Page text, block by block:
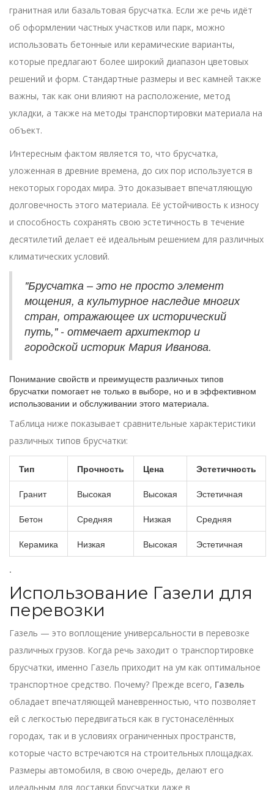
гранитная или базальтовая брусчатка. Если же речь идёт
об оформлении частных участков или парк, можно
использовать бетонные или керамические варианты,
которые предлагают более широкий диапазон цветовых
решений и форм. Стандартные размеры и вес камней также
важны, так как они влияют на расположение, метод
укладки, а также на методы транспортировки материала на
объект.
Интересным фактом является то, что брусчатка,
уложенная в древние времена, до сих пор используется в
некоторых городах мира. Это доказывает впечатляющую
долговечность этого материала. Её устойчивость к износу
и способность сохранять свою эстетичность в течение
десятилетий делает её идеальным решением для различных
климатических условий.
"Брусчатка – это не просто элемент
мощения, а культурное наследие многих
стран, отражающее их исторический
путь," - отмечает архитектор и
городской историк Мария Иванова.
Понимание свойств и преимуществ различных типов
брусчатки помогает не только в выборе, но и в эффективном
использовании и обслуживании этого материала.
Таблица ниже показывает сравнительные характеристики
различных типов брусчатки:
Тип Прочность Цена Эстетичность
Гранит Высокая Высокая Эстетичная
Бетон Средняя Низкая Средняя
Керамика Низкая Высокая Эстетичная
.
Использование Газели для
перевозки
Газель — это воплощение универсальности в перевозке
различных грузов. Когда речь заходит о транспортировке
брусчатки, именно Газель приходит на ум как оптимальное
транспортное средство. Почему? Прежде всего, Газель
обладает впечатляющей маневренностью, что позволяет
ей с легкостью передвигаться как в густонаселённых
городах, так и в условиях ограниченных пространств,
которые часто встречаются на строительных площадках.
Размеры автомобиля, в свою очередь, делают его
идеальным для доставки брусчатки даже в